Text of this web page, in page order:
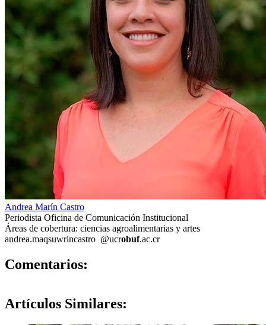
Andrea Marín Castro
Periodista Oficina de Comunicación Institucional
Áreas de cobertura: ciencias agroalimentarias y artes
andrea.maqsuwrincastro @ucrobuf.ac.cr
Comentarios:
Artículos Similares: